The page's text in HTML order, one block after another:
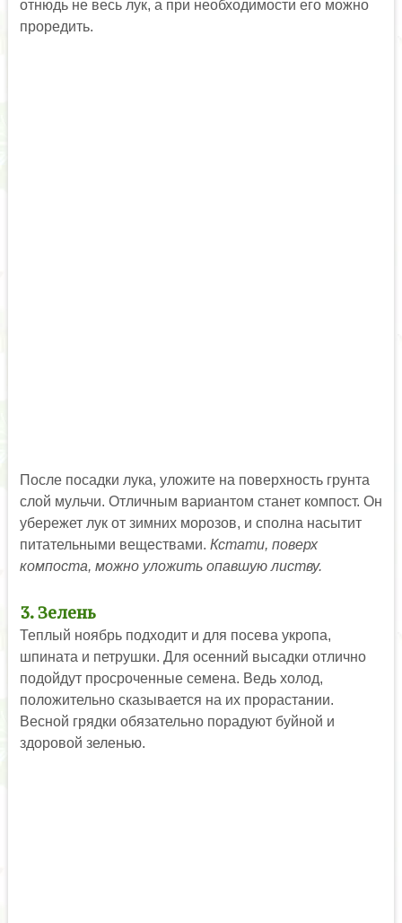
отнюдь не весь лук, а при необходимости его можно
проредить.
После посадки лука, уложите на поверхность грунта
слой мульчи. Отличным вариантом станет компост. Он
убережет лук от зимних морозов, и сполна насытит
питательными веществами. Кстати, поверх
компоста, можно уложить опавшую листву.
3. Зелень
Теплый ноябрь подходит и для посева укропа,
шпината и петрушки. Для осенний высадки отлично
подойдут просроченные семена. Ведь холод,
положительно сказывается на их прорастании.
Весной грядки обязательно порадуют буйной и
здоровой зеленью.